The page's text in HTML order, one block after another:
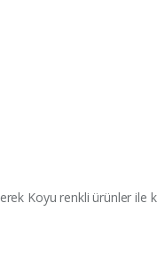
Koyu renkli ürünler ile